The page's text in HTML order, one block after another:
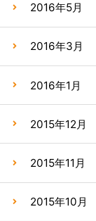
2016年5月
2016年3月
2016年1月
2015年12月
2015年11月
2015年10月